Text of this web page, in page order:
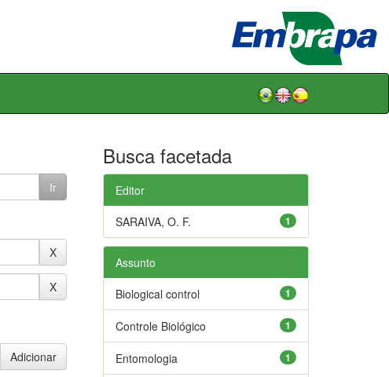
Busca facetada
Editor
1
SARAIVA, O. F.
Assunto
1
Biological control
1
Controle Biológico
1
Entomologia